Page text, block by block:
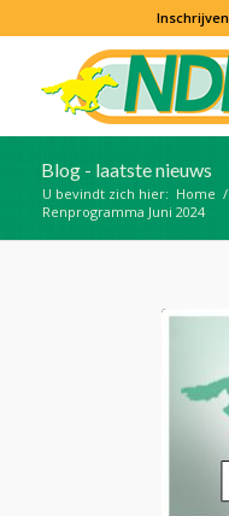
Inschrijven
Blog - laatste nieuws
U bevindt zich hier: Home /
Renprogramma Juni 2024